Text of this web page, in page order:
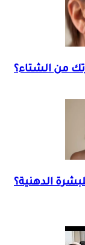
من الشتاء؟
الدهنية؟